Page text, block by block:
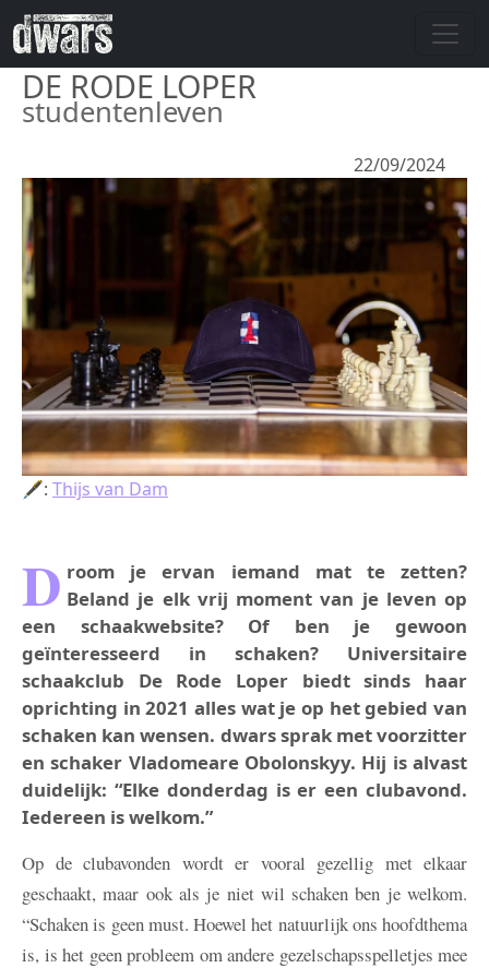
Overslaan en naar de inhoud gaan
DE RODE LOPER
studentenleven
22/09/2024
🖋: Thijs van Dam
D room je ervan iemand mat te zetten?
Beland je elk vrij moment van je leven op
een schaakwebsite? Of ben je gewoon
geïnteresseerd in schaken? Universitaire
schaakclub De Rode Loper biedt sinds haar
oprichting in 2021 alles wat je op het gebied van
schaken kan wensen. dwars sprak met voorzitter
en schaker Vladomeare Obolonskyy. Hij is alvast
duidelijk: “Elke donderdag is er een clubavond.
Iedereen is welkom.”
Op de clubavonden wordt er vooral gezellig met elkaar
geschaakt, maar ook als je niet wil schaken ben je welkom.
“Schaken is geen must. Hoewel het natuurlijk ons hoofdthema
is, is het geen probleem om andere gezelschapsspelletjes mee